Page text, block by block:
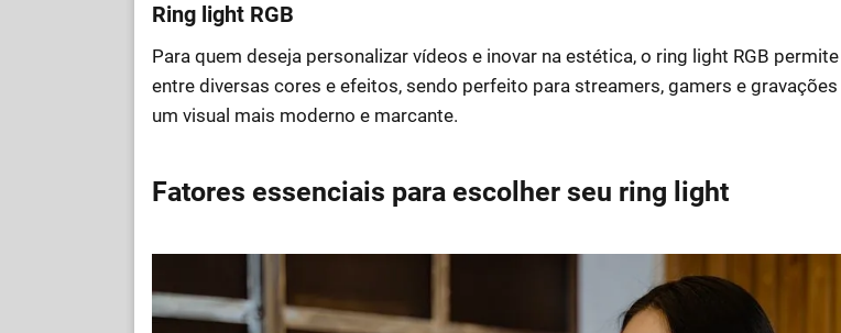
Ring light RGB
Para quem deseja personalizar vídeos e inovar na estética, o ring light RGB
entre diversas cores e efeitos, sendo perfeito para streamers, gamers e gravações
um visual mais moderno e marcante.
Fatores essenciais para escolher seu ring light